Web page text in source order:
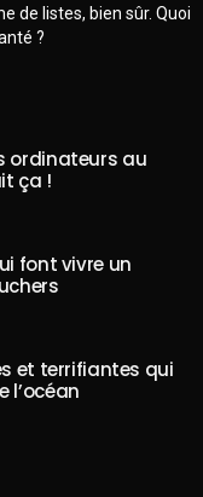
de listes, bien sûr. Quoi
?
ordinateurs au
ça !
font vivre un
et terrifiantes qui
l’océan